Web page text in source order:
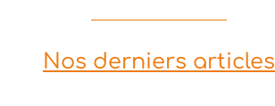
Nos derniers articles